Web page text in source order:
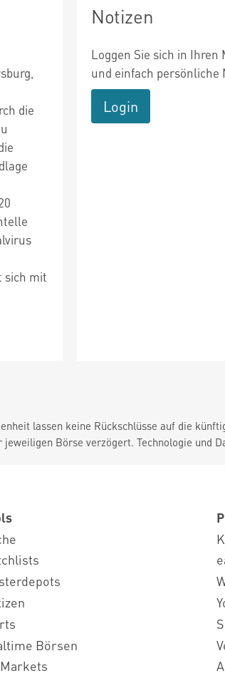
die
sich mit
Notizen
Loggen Sie sich in
und einfach persönliche
Login
lassen keine Rückschlüsse auf die
Börse verzögert. Technologie und
Börsen